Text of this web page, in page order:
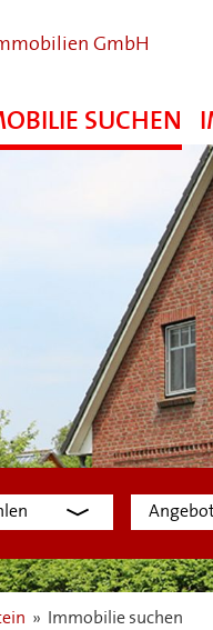
GmbH
SUCHEN
» Immobilie suchen